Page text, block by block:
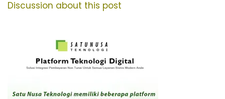
Discussion about this post